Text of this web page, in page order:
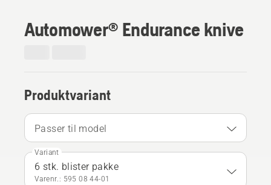
Automower® Endurance knive
Produktvariant
Passer til model
Variant
6 stk. blister pakke
Varenr.: 595 08 44‑01